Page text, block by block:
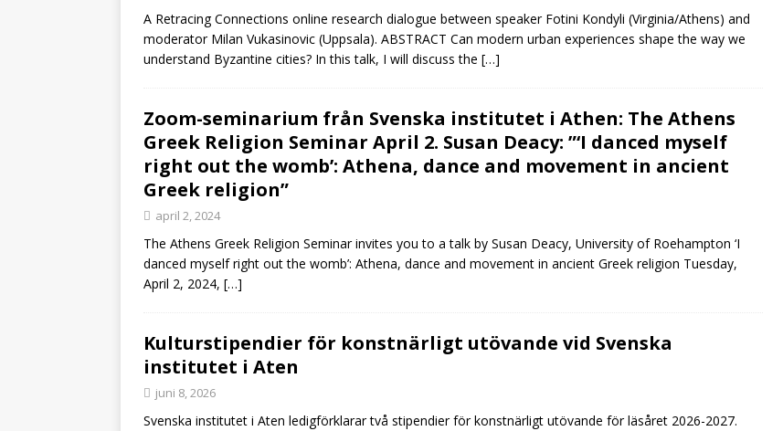
A Retracing Connections online research dialogue between speaker Fotini Kondyli (Virginia/Athens) and
moderator Milan Vukasinovic (Uppsala). ABSTRACT Can modern urban experiences shape the way we
understand Byzantine cities? In this talk, I will discuss the […]
Zoom-seminarium från Svenska institutet i Athen: The Athens
Greek Religion Seminar April 2. Susan Deacy: ”‘I danced myself
right out the womb’: Athena, dance and movement in ancient
Greek religion”
april 2, 2024
The Athens Greek Religion Seminar invites you to a talk by Susan Deacy, University of Roehampton ‘I
danced myself right out the womb’: Athena, dance and movement in ancient Greek religion Tuesday,
April 2, 2024, […]
Kulturstipendier för konstnärligt utövande vid Svenska
institutet i Aten
juni 8, 2026
Svenska institutet i Aten ledigförklarar två stipendier för konstnärligt utövande för läsåret 2026-2027.